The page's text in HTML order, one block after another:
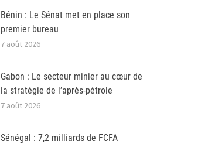
Bénin : Le Sénat met en place son
premier bureau
7 août 2026
Gabon : Le secteur minier au cœur de
la stratégie de l’après-pétrole
7 août 2026
Sénégal : 7,2 milliards de FCFA